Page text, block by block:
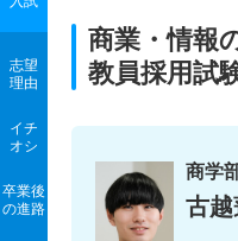
志望
理由
イチ
オシ
卒業後
の進路
商業・情報
教員採用試
商学
古